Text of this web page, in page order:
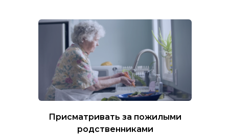
Присматривать за пожилыми
родственниками